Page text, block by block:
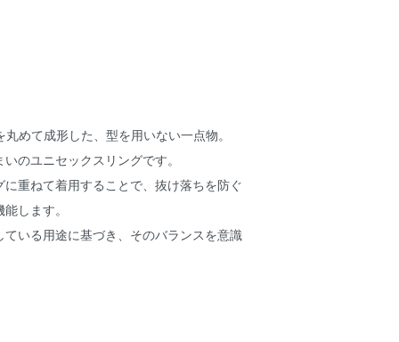
めて成形した、型を用いない一点物。
のユニセックスリングです。
重ねて着用することで、抜け落ちを防ぐ
します。
ている用途に基づき、そのバランスを意識